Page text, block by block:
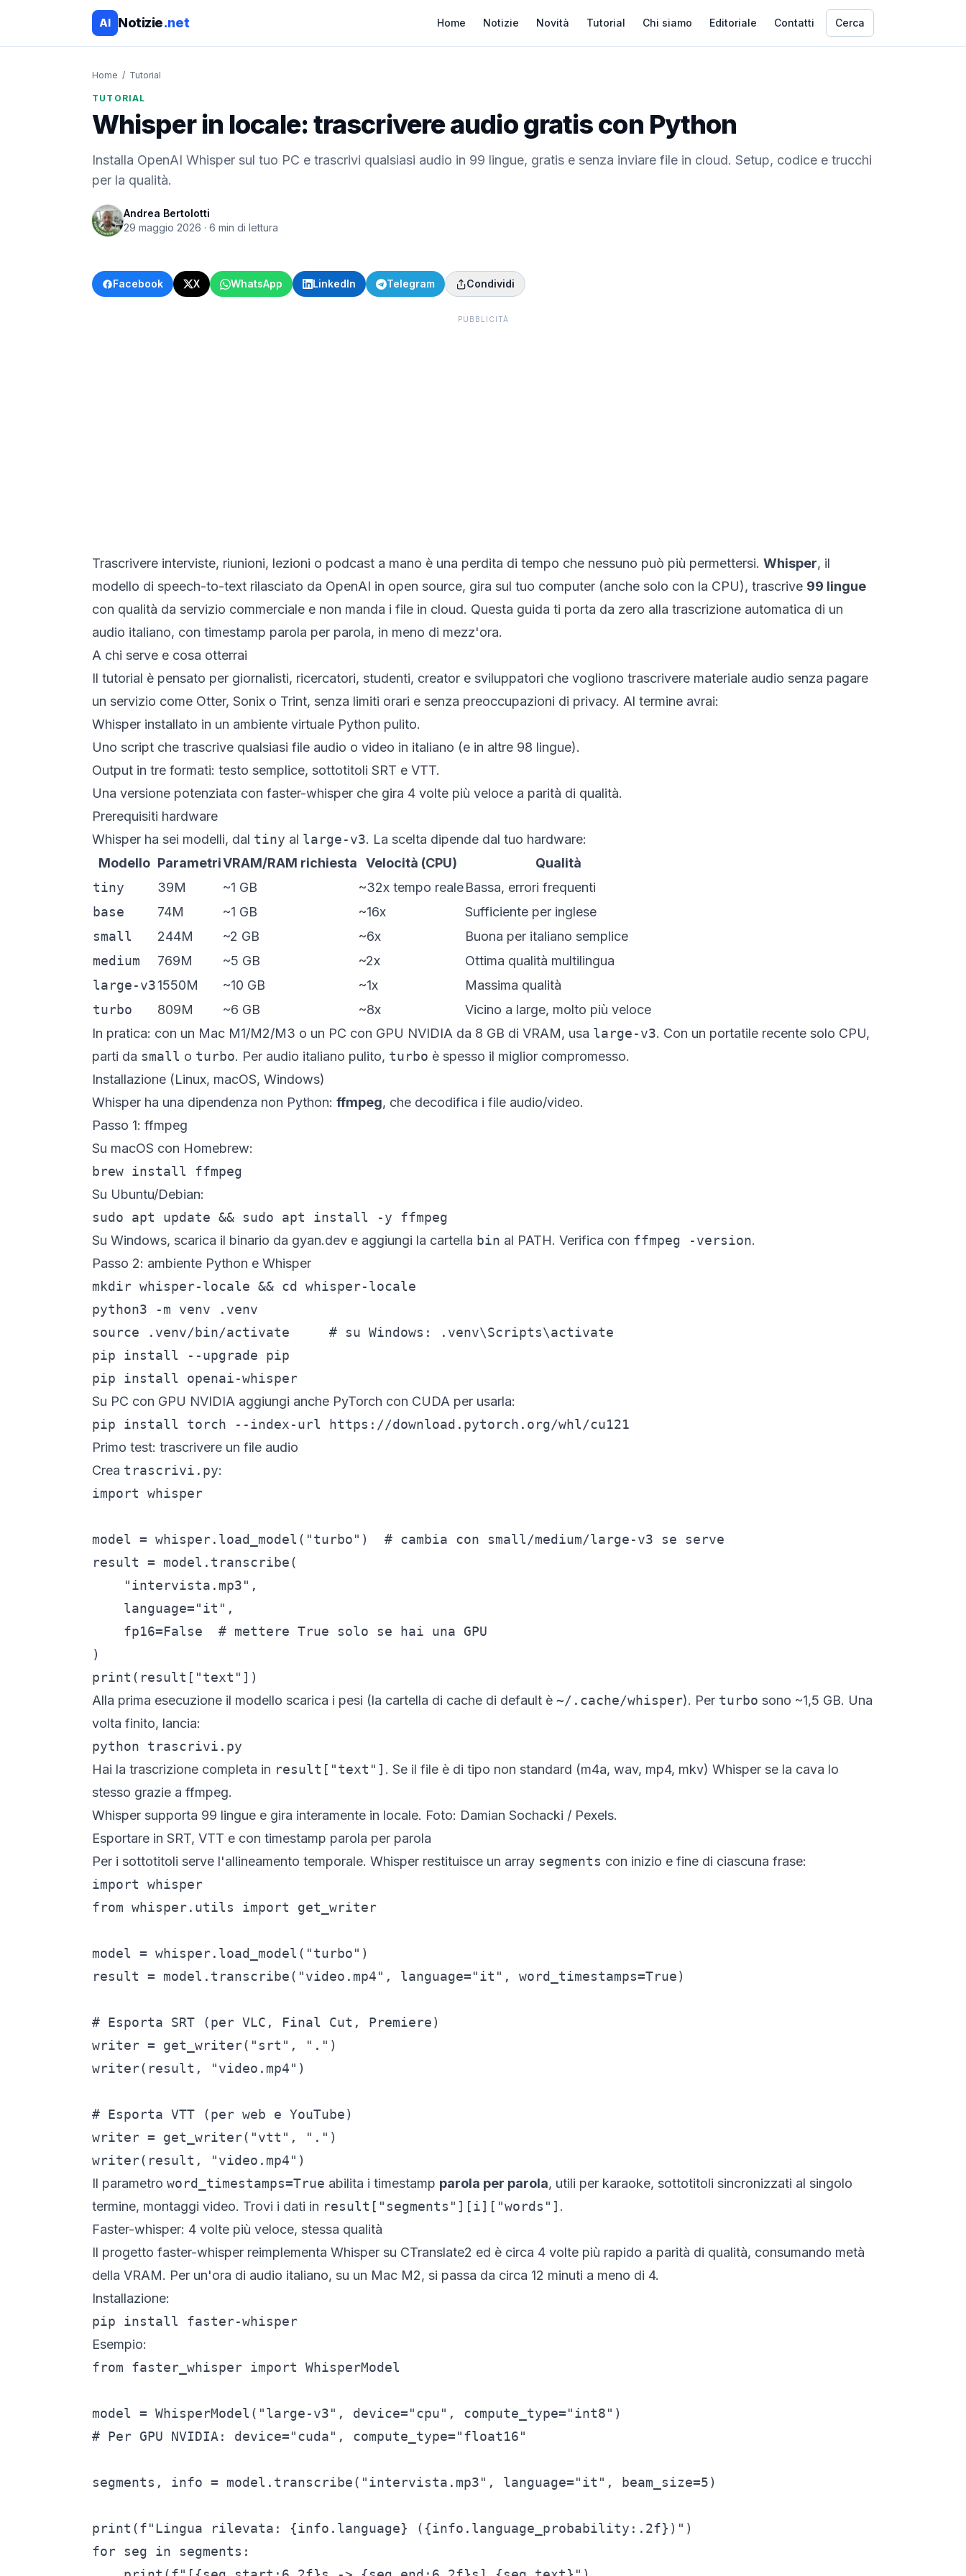
AI Notizie.net Home Notizie Novità Tutorial Chi siamo Editoriale Contatti Cerca
Home / Tutorial
TUTORIAL
Whisper in locale: trascrivere audio gratis con Python
Installa OpenAI Whisper sul tuo PC e trascrivi qualsiasi audio in 99 lingue, gratis e senza inviare file in cloud. Setup, codice e trucchi
per la qualità.
Andrea Bertolotti
29 maggio 2026 · 6 min di lettura
Facebook X WhatsApp LinkedIn Telegram Condividi
PUBBLICITÀ
Trascrivere interviste, riunioni, lezioni o podcast a mano è una perdita di tempo che nessuno può più permettersi. Whisper, il
modello di speech-to-text rilasciato da OpenAI in open source, gira sul tuo computer (anche solo con la CPU), trascrive 99 lingue
con qualità da servizio commerciale e non manda i file in cloud. Questa guida ti porta da zero alla trascrizione automatica di un
audio italiano, con timestamp parola per parola, in meno di mezz'ora.
A chi serve e cosa otterrai
Il tutorial è pensato per giornalisti, ricercatori, studenti, creator e sviluppatori che vogliono trascrivere materiale audio senza pagare
un servizio come Otter, Sonix o Trint, senza limiti orari e senza preoccupazioni di privacy. Al termine avrai:
Whisper installato in un ambiente virtuale Python pulito.
Uno script che trascrive qualsiasi file audio o video in italiano (e in altre 98 lingue).
Output in tre formati: testo semplice, sottotitoli SRT e VTT.
Una versione potenziata con faster-whisper che gira 4 volte più veloce a parità di qualità.
Prerequisiti hardware
Whisper ha sei modelli, dal tiny al large-v3. La scelta dipende dal tuo hardware:
Modello ParametriVRAM/RAM richiesta Velocità (CPU)
Qualità
tiny
39M ~1 GB ~32x tempo realeBassa, errori frequenti
base
74M ~1 GB ~16x
Sufficiente per inglese
small
244M ~2 GB ~6x
Buona per italiano semplice
medium
769M ~5 GB ~2x
Ottima qualità multilingua
large-v31550M ~10 GB ~1x
Massima qualità
turbo
809M ~6 GB ~8x
Vicino a large, molto più veloce
In pratica: con un Mac M1/M2/M3 o un PC con GPU NVIDIA da 8 GB di VRAM, usa large-v3. Con un portatile recente solo CPU,
parti da small o turbo. Per audio italiano pulito, turbo è spesso il miglior compromesso.
Installazione (Linux, macOS, Windows)
Whisper ha una dipendenza non Python: ffmpeg, che decodifica i file audio/video.
Passo 1: ffmpeg
Su macOS con Homebrew:
brew install ffmpeg
Su Ubuntu/Debian:
sudo apt update && sudo apt install -y ffmpeg
Su Windows, scarica il binario da gyan.dev e aggiungi la cartella bin al PATH. Verifica con ffmpeg -version.
Passo 2: ambiente Python e Whisper
mkdir whisper-locale && cd whisper-locale
python3 -m venv .venv
source .venv/bin/activate     # su Windows: .venv\Scripts\activate
pip install --upgrade pip
pip install openai-whisper
Su PC con GPU NVIDIA aggiungi anche PyTorch con CUDA per usarla:
pip install torch --index-url https://download.pytorch.org/whl/cu121
Primo test: trascrivere un file audio
Crea trascrivi.py:
import whisper
model = whisper.load_model("turbo")  # cambia con small/medium/large-v3 se serve
result = model.transcribe(
    "intervista.mp3",
    language="it",
    fp16=False  # mettere True solo se hai una GPU
)
print(result["text"])
Alla prima esecuzione il modello scarica i pesi (la cartella di cache di default è ~/.cache/whisper). Per turbo sono ~1,5 GB. Una
volta finito, lancia:
python trascrivi.py
Hai la trascrizione completa in result["text"] . Se il file è di tipo non standard (m4a, wav, mp4, mkv) Whisper se la cava lo
stesso grazie a ffmpeg.
Whisper supporta 99 lingue e gira interamente in locale. Foto: Damian Sochacki / Pexels.
Esportare in SRT, VTT e con timestamp parola per parola
Per i sottotitoli serve l'allineamento temporale. Whisper restituisce un array segments con inizio e fine di ciascuna frase:
import whisper
from whisper.utils import get_writer
model = whisper.load_model("turbo")
result = model.transcribe("video.mp4", language="it", word_timestamps=True)
# Esporta SRT (per VLC, Final Cut, Premiere)
writer = get_writer("srt", ".")
writer(result, "video.mp4")
# Esporta VTT (per web e YouTube)
writer = get_writer("vtt", ".")
writer(result, "video.mp4")
Il parametro word_timestamps=True abilita i timestamp parola per parola, utili per karaoke, sottotitoli sincronizzati al singolo
termine, montaggi video. Trovi i dati in result["segments"][i]["words"] .
Faster-whisper: 4 volte più veloce, stessa qualità
Il progetto faster-whisper reimplementa Whisper su CTranslate2 ed è circa 4 volte più rapido a parità di qualità, consumando metà
della VRAM. Per un'ora di audio italiano, su un Mac M2, si passa da circa 12 minuti a meno di 4.
Installazione:
pip install faster-whisper
Esempio:
from faster_whisper import WhisperModel
model = WhisperModel("large-v3", device="cpu", compute_type="int8")
# Per GPU NVIDIA: device="cuda", compute_type="float16"
segments, info = model.transcribe("intervista.mp3", language="it", beam_size=5)
print(f"Lingua rilevata: {info.language} ({info.language_probability:.2f})")
for seg in segments: